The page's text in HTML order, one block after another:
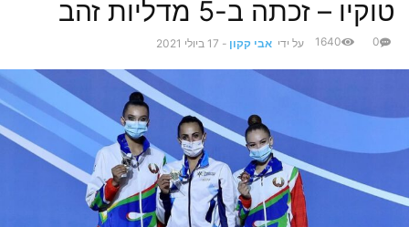
טוקיו – זכתה ב-5 מדליות זהב
על ידי אבי קקון - 17 ביולי 2021 0
1640